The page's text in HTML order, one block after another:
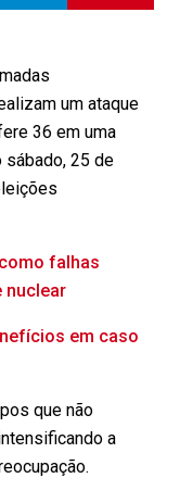
um ataque
36 em uma
sábado, 25 de
falhas
nuclear
em caso
que não
a